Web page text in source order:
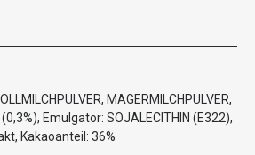
MAGERMILCHPULVER,
Emulgator: SOJALECITHIN (E322),
Kakaoanteil: 36%